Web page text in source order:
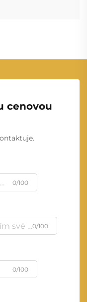
cenovou
0/100
0/100
0/100